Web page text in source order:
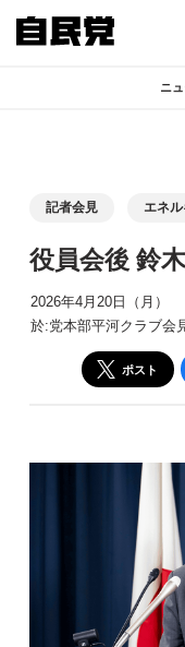
ニ
記者会見 エネ
役員会後 鈴
2026年4月20日（月）
於:党本部平河クラブ会
ポスト